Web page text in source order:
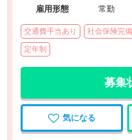
雇用形態
常勤
交通費手当あり 社会保険完備
定年制
募集
気になる